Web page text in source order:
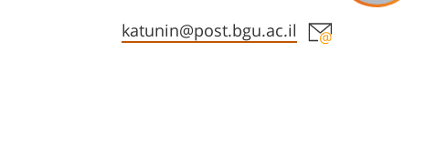
Staff member contact section
katunin@post.bgu.ac.il